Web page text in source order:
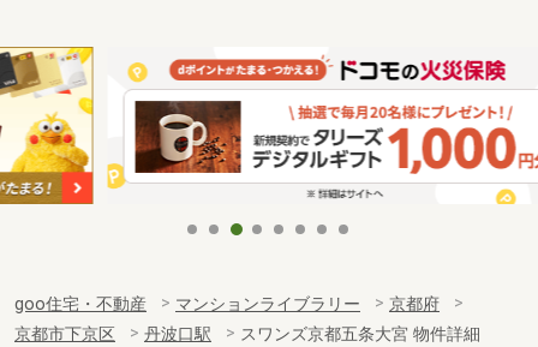
goo住宅・不動産 マンションライブラリー
京都府
京都市下京区
丹波口駅 スワンズ京都五条大宮 物件詳細